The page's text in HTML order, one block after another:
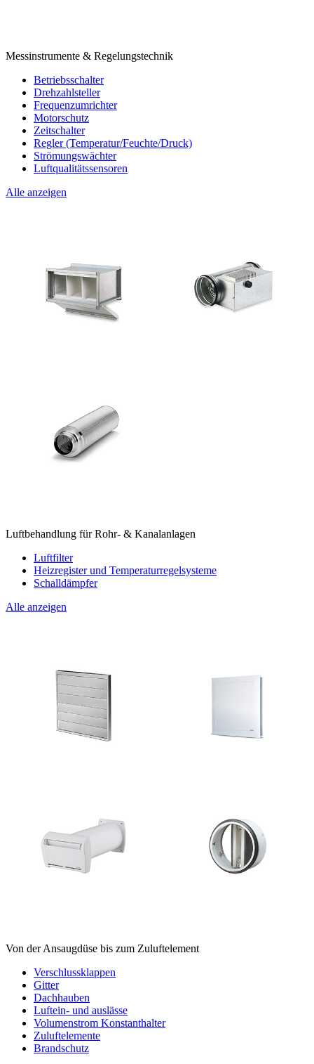
Messinstrumente & Regelungstechnik
Betriebsschalter
Drehzahlsteller
Frequenzumrichter
Motorschutz
Zeitschalter
Regler (Temperatur/Feuchte/Druck)
Strömungswächter
Luftqualitätssensoren
Alle anzeigen
Luftbehandlung für Rohr- & Kanalanlagen
Luftfilter
Heizregister und Temperaturregelsysteme
Schalldämpfer
Alle anzeigen
Von der Ansaugdüse bis zum Zuluftelement
Verschlussklappen
Gitter
Dachhauben
Luftein- und auslässe
Volumenstrom Konstanthalter
Zuluftelemente
Brandschutz